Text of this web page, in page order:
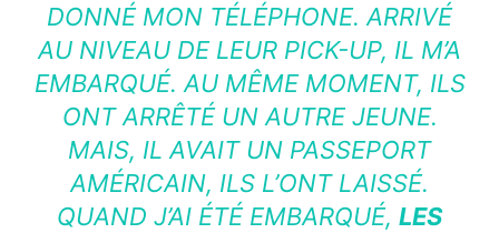
DONNÉ MON TÉLÉPHONE. ARRIVÉ
AU NIVEAU DE LEUR PICK-UP, IL M’A
EMBARQUÉ. AU MÊME MOMENT, ILS
ONT ARRÊTÉ UN AUTRE JEUNE.
MAIS, IL AVAIT UN PASSEPORT
AMÉRICAIN, ILS L’ONT LAISSÉ.
QUAND J’AI ÉTÉ EMBARQUÉ, LES